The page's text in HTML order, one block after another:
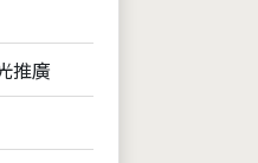
推廣